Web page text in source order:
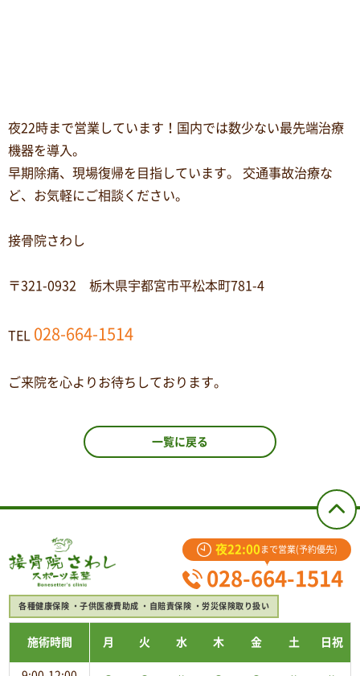
夜22時まで営業しています！国内では数少ない最先端治療
機器を導入。
早期除痛、現場復帰を目指しています。 交通事故治療な
ど、お気軽にご相談ください。
接骨院さわし
〒321-0932 栃木県宇都宮市平松本町781-4
TEL 028-664-1514
ご来院を心よりお待ちしております。
一覧に戻る
夜22:00 まで営業(予約優先)
028-664-1514
各種健康保険 子供医療費助成 自賠責保険 労災保険取り扱い
施術時間 月 火 水 木 金 土 日祝